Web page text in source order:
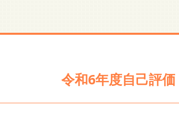
令和6年度自己評価